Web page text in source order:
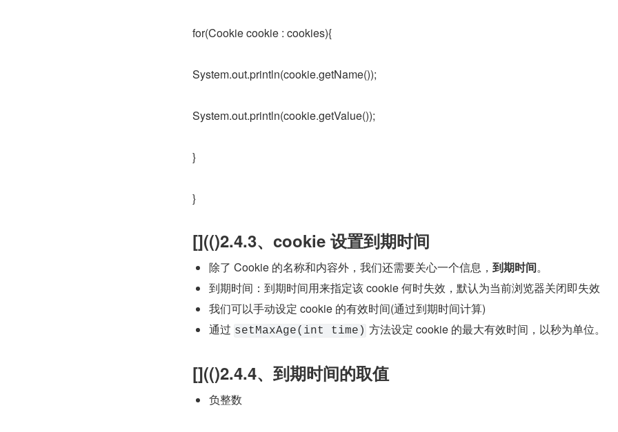
for(Cookie cookie : cookies){
System.out.println(cookie.getName());
System.out.println(cookie.getValue());
}
}
[](()2.4.3、cookie 设置到期时间
除了 Cookie 的名称和内容外，我们还需要关心一个信息， 到期时间。
到期时间：到期时间用来指定该 cookie 何时失效，默认为当前浏览器关闭即失效
我们可以手动设定 cookie 的有效时间(通过到期时间计算)
通过 setMaxAge(int time) 方法设定 cookie 的最大有效时间，以秒为单位。
[](()2.4.4、到期时间的取值
负整数